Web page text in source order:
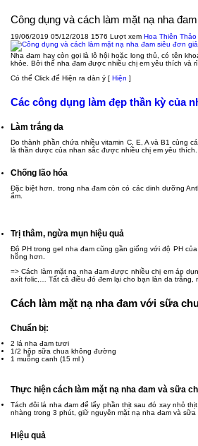
Công dụng và cách làm mặt nạ nha
19/06/2019 05/12/2018 1576 Lượt xem Hoa Thiên Thảo
Nha đam hay còn gọi là lô hội hoặc long thủ, có tên
khỏe. Bởi thế nha đam được nhiều chị em yêu thích và
Có thể Click để Hiện ra dàn ý [ Hiện ]
Các công dụng làm đẹp thần kỳ của
Làm trắng da
Do thành phần chứa nhiều vitamin C, E, A và B1 cùng
là thần dược của nhan sắc được nhiều chị em yêu thích.
Chống lão hóa
Đặc biệt hơn, trong nha đam còn có các dinh dưỡng
ẩm.
Trị thâm, ngừa mụn hiệu quả
Độ PH trong gel nha đam cũng gần giống với độ PH
hồng hơn.
=> Cách làm mặt nạ nha đam được nhiều chị em áp
axít folic,… Tất cả điều đó đem lại cho bạn làn da trắng,
Cách làm mặt nạ nha đam với sữa
Chuẩn bị:
2 lá nha đam tươi
1/2 hộp sữa chua không đường
1 muỗng canh (15 ml )
Thực hiện cách làm mặt nạ nha đam và sữa
Tách đôi lá nha đam để lấy phần thịt sau đó xay nhỏ
nhàng trong 3 phút, giữ nguyên mặt nạ nha đam và
Hiệu quả